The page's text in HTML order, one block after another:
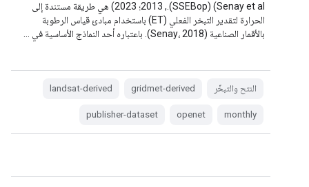
(SSEBop) (Senay et al., ‫2013؛ 2023) هي طريقة مستندة إلى
الحرارة لتقدير التبخر الفعلي (ET) باستخدام مبادئ قياس الرطوبة
بالأقمار الصناعية (Senay، 2018). باعتباره أحد النماذج الأساسية في …
النتح والتبخّر gridmet-derived
landsat-derived
monthly
openet
publisher-dataset